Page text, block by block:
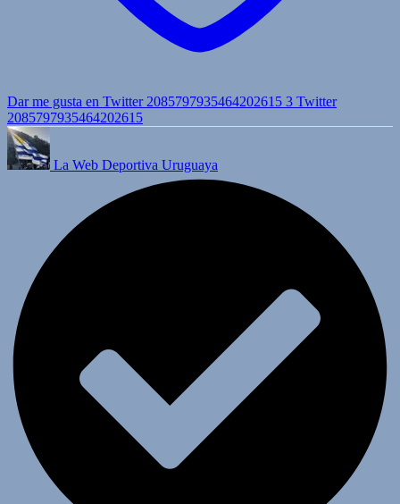
Dar me gusta en Twitter 2085797935464202615 3 Twitter
2085797935464202615
La Web Deportiva Uruguaya